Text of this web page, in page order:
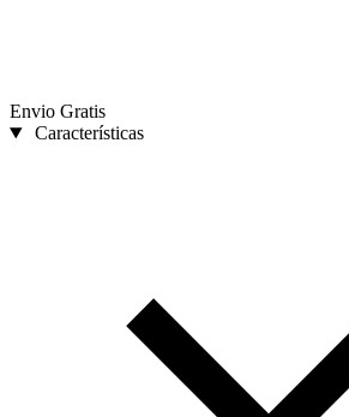
Envio Gratis
Características